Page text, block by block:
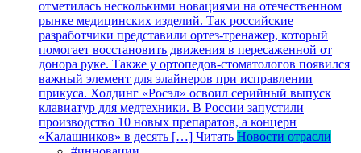
отметилась несколькими новациями на отечественном
рынке медицинских изделий. Так российские
разработчики представили ортез-тренажер, который
помогает восстановить движения в пересаженной от
донора руке. Также у ортопедов-стоматологов появился
важный элемент для элайнеров при исправлении
прикуса. Холдинг «Росэл» освоил серийный выпуск
клавиатур для медтехники. В России запустили
производство 10 новых препаратов, а концерн
«Калашников» в десять […] Читать Новости отрасли